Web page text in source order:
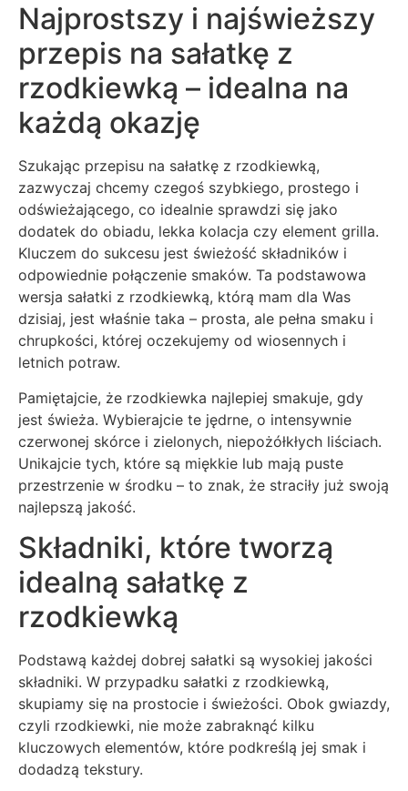
Najprostszy i najświeższy
przepis na sałatkę z
rzodkiewką – idealna na
każdą okazję
Szukając przepisu na sałatkę z rzodkiewką,
zazwyczaj chcemy czegoś szybkiego, prostego i
odświeżającego, co idealnie sprawdzi się jako
dodatek do obiadu, lekka kolacja czy element grilla.
Kluczem do sukcesu jest świeżość składników i
odpowiednie połączenie smaków. Ta podstawowa
wersja sałatki z rzodkiewką, którą mam dla Was
dzisiaj, jest właśnie taka – prosta, ale pełna smaku i
chrupkości, której oczekujemy od wiosennych i
letnich potraw.
Pamiętajcie, że rzodkiewka najlepiej smakuje, gdy
jest świeża. Wybierajcie te jędrne, o intensywnie
czerwonej skórce i zielonych, niepożółkłych liściach.
Unikajcie tych, które są miękkie lub mają puste
przestrzenie w środku – to znak, że straciły już swoją
najlepszą jakość.
Składniki, które tworzą
idealną sałatkę z
rzodkiewką
Podstawą każdej dobrej sałatki są wysokiej jakości
składniki. W przypadku sałatki z rzodkiewką,
skupiamy się na prostocie i świeżości. Obok gwiazdy,
czyli rzodkiewki, nie może zabraknąć kilku
kluczowych elementów, które podkreślą jej smak i
dodadzą tekstury.